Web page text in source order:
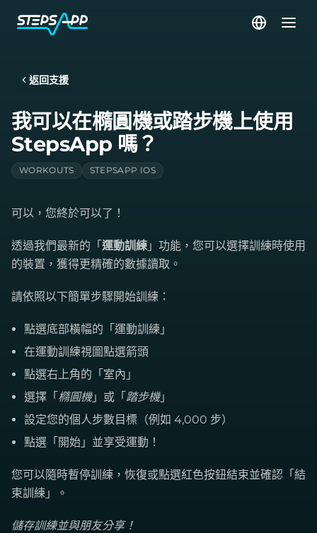
返回支援
我可以在橢圓機或踏步機上使用
StepsApp 嗎？
WORKOUTS STEPSAPP IOS
可以，您終於可以了！
透過我們最新的「 運動訓練 」功能，您可以選擇訓練時使用
的裝置，獲得更精確的數據讀取。
請依照以下簡單步驟開始訓練：
點選底部橫幅的「運動訓練」
在運動訓練視圖點選箭頭
點選右上角的「室內」
選擇「 橢圓機」或「 踏步機」
設定您的個人步數目標（例如 4,000 步）
點選「開始」並享受運動！
您可以隨時暫停訓練，恢復或點選紅色按鈕結束並確認「結
束訓練」。
儲存訓練並與朋友分享！